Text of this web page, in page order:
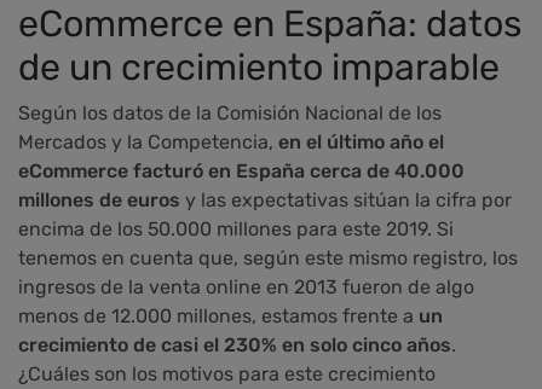
eCommerce en España: datos
de un crecimiento imparable
Según los datos de la Comisión Nacional de los
Mercados y la Competencia, en el último año el
eCommerce facturó en España cerca de 40.000
millones de euros y las expectativas sitúan la cifra por
encima de los 50.000 millones para este 2019. Si
tenemos en cuenta que, según este mismo registro, los
ingresos de la venta online en 2013 fueron de algo
menos de 12.000 millones, estamos frente a un
crecimiento de casi el 230% en solo cinco años.
¿Cuáles son los motivos para este crecimiento